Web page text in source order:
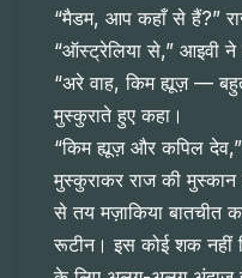
“मैडम, आप कहाँ से हैं?”
“ऑस्ट्रेलिया से,” आइवी ने
“अरे वाह, किम ह्यूज़ —
मुस्कुराते हुए कहा।
“किम ह्यूज़ और कपिल
मुस्कुराकर राज की
से तय मज़ाकिया बातचीत
रूटीन। इस कोई शक